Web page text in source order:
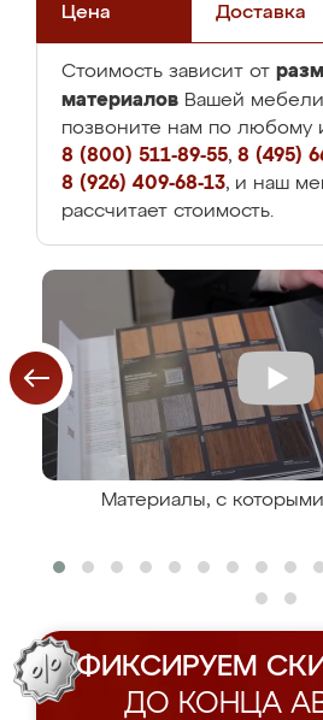
Цена Доставка
Стоимость зависит от
материалов Вашей
позвоните нам по любому
8 (800) 511-89-55, 8 (495)
8 (926) 409-68-13, и наш
рассчитает стоимость.
Материалы, с
ФИКСИРУЕМ
ДО КОНЦА